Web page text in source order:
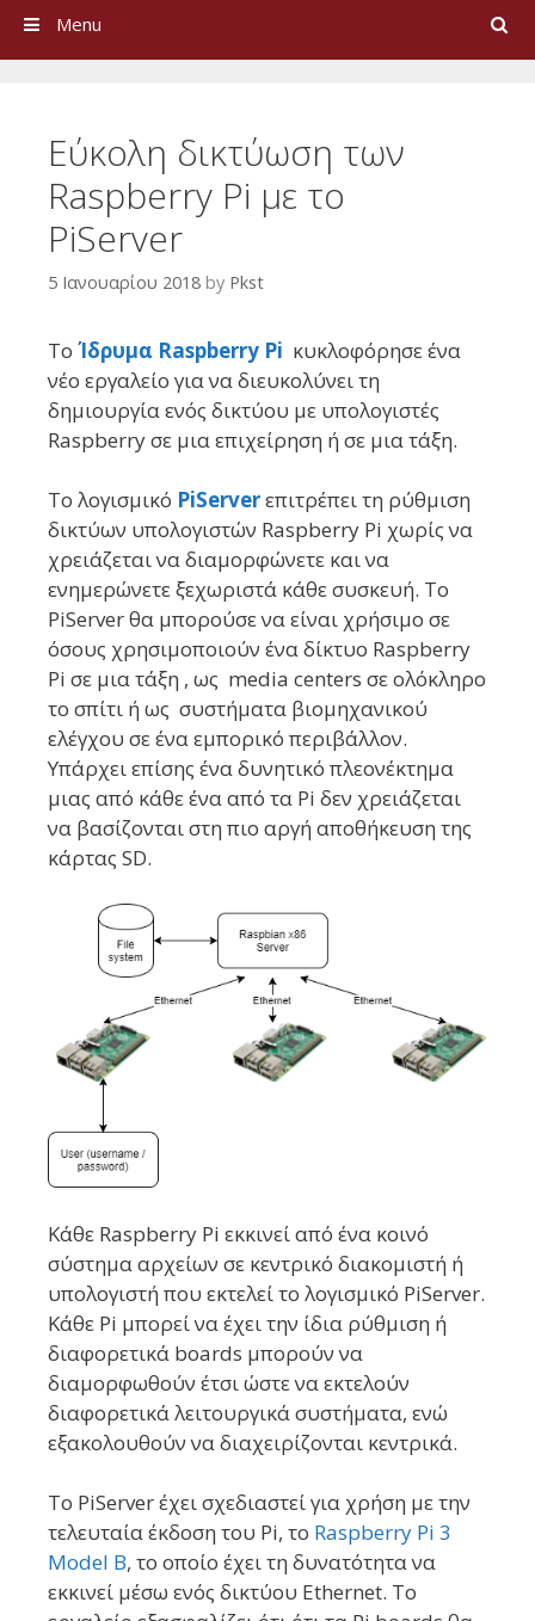
Search
Menu
Εύκολη δικτύωση των
Raspberry Pi με το
PiServer
5 Ιανουαρίου 2018 by Pkst
Το Ίδρυμα Raspberry Pi κυκλοφόρησε ένα
νέο εργαλείο για να διευκολύνει τη
δημιουργία ενός δικτύου με υπολογιστές
Raspberry σε μια επιχείρηση ή σε μια τάξη.
Το λογισμικό PiServerεπιτρέπει τη ρύθμιση
δικτύων υπολογιστών Raspberry Pi χωρίς να
χρειάζεται να διαμορφώνετε και να
ενημερώνετε ξεχωριστά κάθε συσκευή. Το
PiServer θα μπορούσε να είναι χρήσιμο σε
όσους χρησιμοποιούν ένα δίκτυο Raspberry
Pi σε μια τάξη , ως media centers σε ολόκληρο
το σπίτι ή ως συστήματα βιομηχανικού
ελέγχου σε ένα εμπορικό περιβάλλον.
Υπάρχει επίσης ένα δυνητικό πλεονέκτημα
μιας από κάθε ένα από τα Pi δεν χρειάζεται
να βασίζονται στη πιο αργή αποθήκευση της
κάρτας SD.
Κάθε Raspberry Pi εκκινεί από ένα κοινό
σύστημα αρχείων σε κεντρικό διακομιστή ή
υπολογιστή που εκτελεί το λογισμικό PiServer.
Κάθε Pi μπορεί να έχει την ίδια ρύθμιση ή
διαφορετικά boards μπορούν να
διαμορφωθούν έτσι ώστε να εκτελούν
διαφορετικά λειτουργικά συστήματα, ενώ
εξακολουθούν να διαχειρίζονται κεντρικά.
Το PiServer έχει σχεδιαστεί για χρήση με την
τελευταία έκδοση του Pi, το Raspberry Pi 3
Model B, το οποίο έχει τη δυνατότητα να
εκκινεί μέσω ενός δικτύου Ethernet. Το